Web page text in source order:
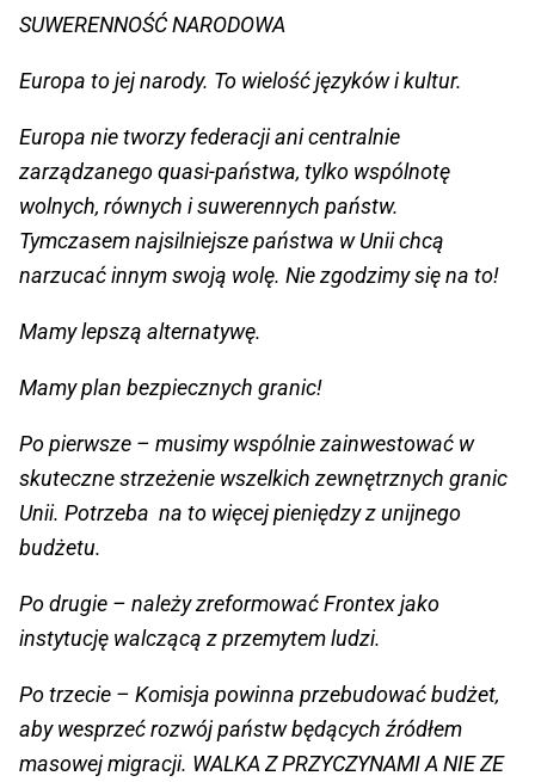
SUWERENNOŚĆ NARODOWA
Europa to jej narody. To wielość języków i kultur.
Europa nie tworzy federacji ani centralnie
zarządzanego quasi-państwa, tylko wspólnotę
wolnych, równych i suwerennych państw.
Tymczasem najsilniejsze państwa w Unii chcą
narzucać innym swoją wolę. Nie zgodzimy się na to!
Mamy lepszą alternatywę.
Mamy plan bezpiecznych granic!
Po pierwsze – musimy wspólnie zainwestować w
skuteczne strzeżenie wszelkich zewnętrznych granic
Unii. Potrzeba na to więcej pieniędzy z unijnego
budżetu.
Po drugie – należy zreformować Frontex jako
instytucję walczącą z przemytem ludzi.
Po trzecie – Komisja powinna przebudować budżet,
aby wesprzeć rozwój państw będących źródłem
masowej migracji. WALKA Z PRZYCZYNAMI A NIE ZE